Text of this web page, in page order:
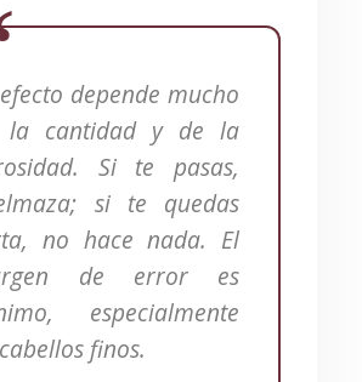
depende mucho
la cantidad y de la
Si te pasas,
si te quedas
no hace nada. El
de error es
especialmente
finos.